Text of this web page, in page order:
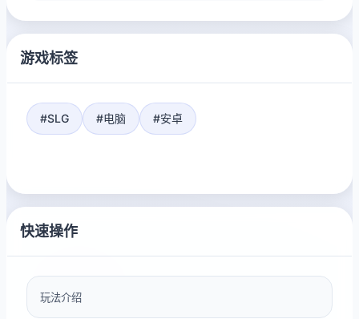
游戏标签
#SLG #电脑 #安卓
快速操作
玩法介绍